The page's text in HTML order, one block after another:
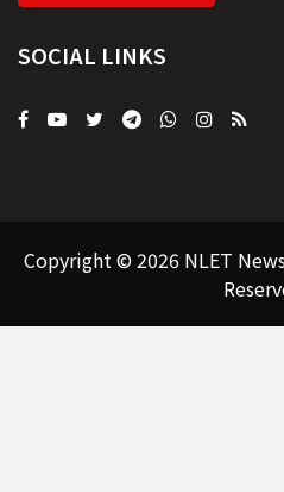
SOCIAL LINKS
Copyright © 2026 NLET